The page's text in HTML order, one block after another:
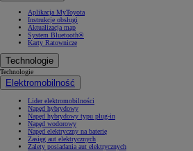
Aplikacja MyToyota
Instrukcje obsługi
Aktualizacja map
System Bluetooth®
Karty Ratownicze
Technologie
Technologie
Elektromobilność
Lider elektromobilności
Napęd hybrydowy
Napęd hybrydowy typu plug-in
Napęd wodorowy
Napęd elektryczny na baterię
Zasięg aut elektrycznych
Zalety posiadania aut elektrycznych